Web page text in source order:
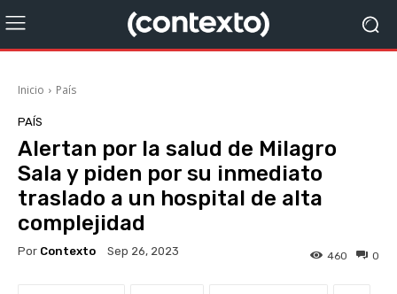
Inicio País
PAÍS
Alertan por la salud de Milagro
Sala y piden por su inmediato
traslado a un hospital de alta
complejidad
Por Contexto Sep 26, 2023 0
460